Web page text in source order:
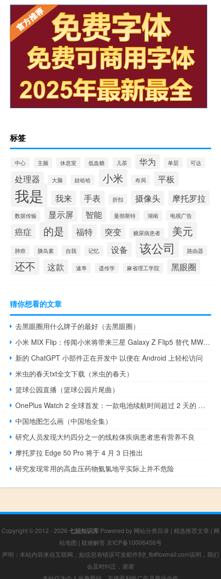
标签
中心 主频 休息室 低血糖 儿茶 华为 单层 可达
处理器 大脑 娃哈哈 小米 布局 平板
我是 我来 手表 折扣 摄像头 摩托罗拉
数据传输 显示屏 智能 曼彻斯特 湖南 电视广告
癌症 的是 福特 突变 糖尿病患者 美元
肺癌 胰岛素 自我 记忆 设备 该公司 路由器
还不 这款 速率 遗传学 麻省理工学院 黑眼圈
猜你想看的文章
去黑眼圈用什么牌子的最好（去黑眼圈）
小米 MIX Flip：传闻小米将带来三星 Galaxy Z Flip5 替代 MWC 2024
新的 ChatGPT 小部件正在开发中 以便在 Android 上轻松访问
米虫的春天txt全文下载（米虫的春天）
篮球公园直播（篮球公园片尾曲）
OnePlus Watch 2 全球首发：一款电池续航时间超过 2 天的 Wear OS 智能手表
中国地图怎么画（中国地全集）
研究人员发现大约四分之一的线粒体疾病患者患有营养不良
摩托罗拉 Edge 50 Pro 将于 4 月 3 日推出
研究发现常用的高血压药物氨氯地平实际上并不危险
Copyright © 2012 - 2026 七姐知识库 Powered by 网站分类目录 | 精选推荐文章 | 网
站地图 | 疑难解答 京ICP备10006456号
声明：本站内容来自互联网，如信息有错误可发邮件到f_fb#foxmail.com说明，我们
会及时纠正，谢谢